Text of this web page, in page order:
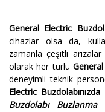
General Electric
cihazlar olsa da,
zamanla çeşitli
olarak her türlü
deneyimli teknik
Electric Buzdolabınızda
Buzdolabı Buzlanma